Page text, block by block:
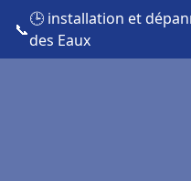
📞
🕒 installation et
des Eaux